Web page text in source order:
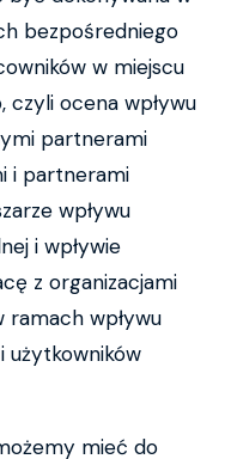
bezpośredniego
w miejscu
czyli ocena wpływu
partnerami
i partnerami
wpływu
i wpływie
z organizacjami
ramach wpływu
użytkowników
mieć do